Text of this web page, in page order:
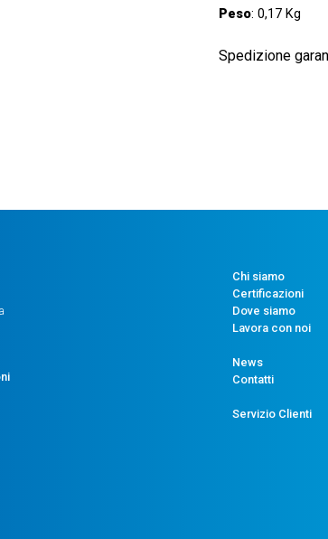
GALL.
REV.
Peso: 0,17 Kg
Spedizione
Chi siamo
Certificazioni
Dove siamo
Lavora con noi
News
Contatti
Servizio Clienti